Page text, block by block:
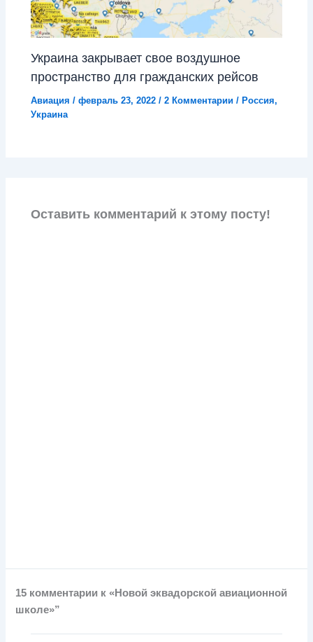
Украина закрывает свое воздушное
пространство для гражданских рейсов
Авиация /февраль 23, 2022/2 Комментарии / Россия,
Украина
Оставить комментарий к этому посту!
15 комментарии к «Новой эквадорской авиационной
школе»”